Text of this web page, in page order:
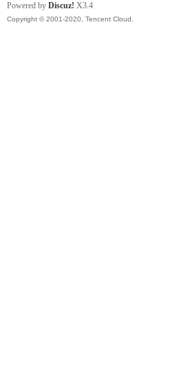
Powered by Discuz! X3.4
Copyright © 2001-2020, Tencent Cloud.